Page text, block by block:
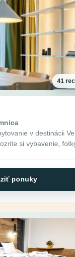
41
v destinácii
si vybavenie,
ponuky